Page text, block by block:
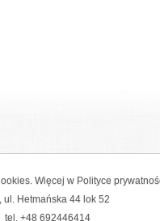
Więcej w Polityce
ul. Hetmańska 44 lok 52
tel. +48 692446414